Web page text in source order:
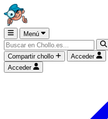
Menú
Compartir chollo
Acceder
Acceder